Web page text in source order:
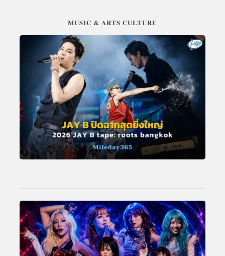
MUSIC & ARTS CULTURE